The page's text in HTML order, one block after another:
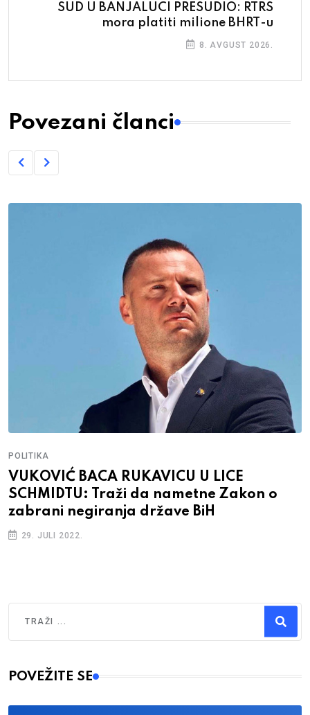
SUD U BANJALUCI PRESUDIO: RTRS
mora platiti milione BHRT-u
8. AVGUST 2026.
Povezani članci
POLITIKA
VUKOVIĆ BACA RUKAVICU U LICE
SCHMIDTU: Traži da nametne Zakon o
zabrani negiranja države BiH
29. JULI 2022.
Type 2 or more characters for results.
POVEŽITE SE